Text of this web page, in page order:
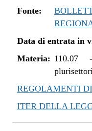
dal 01/01/2018 al
dal 26/10/2017 al
dal 06/07/2017 al
dal 01/06/2017 al
dal 01/01/2017 al
dal 15/12/2016 al
dal 21/07/2016 al
dal 01/06/2016 al
Fonte:
Data di entrata in
Materia: 110.07
REGOLAMENTI
ITER DELLA